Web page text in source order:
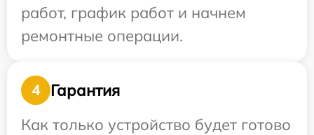
работ, график работ и начнем
ремонтные операции.
4
Гарантия
Как только устройство будет готово